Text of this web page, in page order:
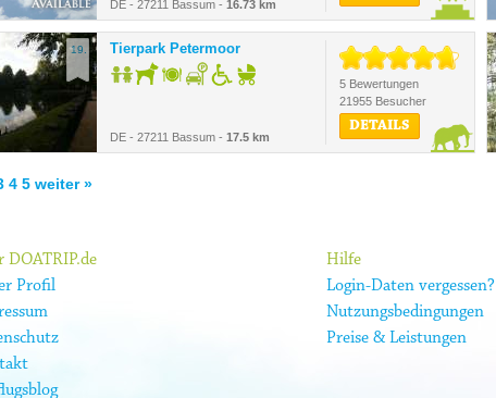
DE - 27211 Bassum - 16.73 km
19. Tierpark Petermoor
DE - 27211 Bassum - 17.5 km
5 Bewertungen
21955 Besucher
DETAILS
4 5 weiter »
DOATRIP.de
Profil
Hilfe
Login-Daten vergessen?
Nutzungsbedingungen
Preise & Leistungen